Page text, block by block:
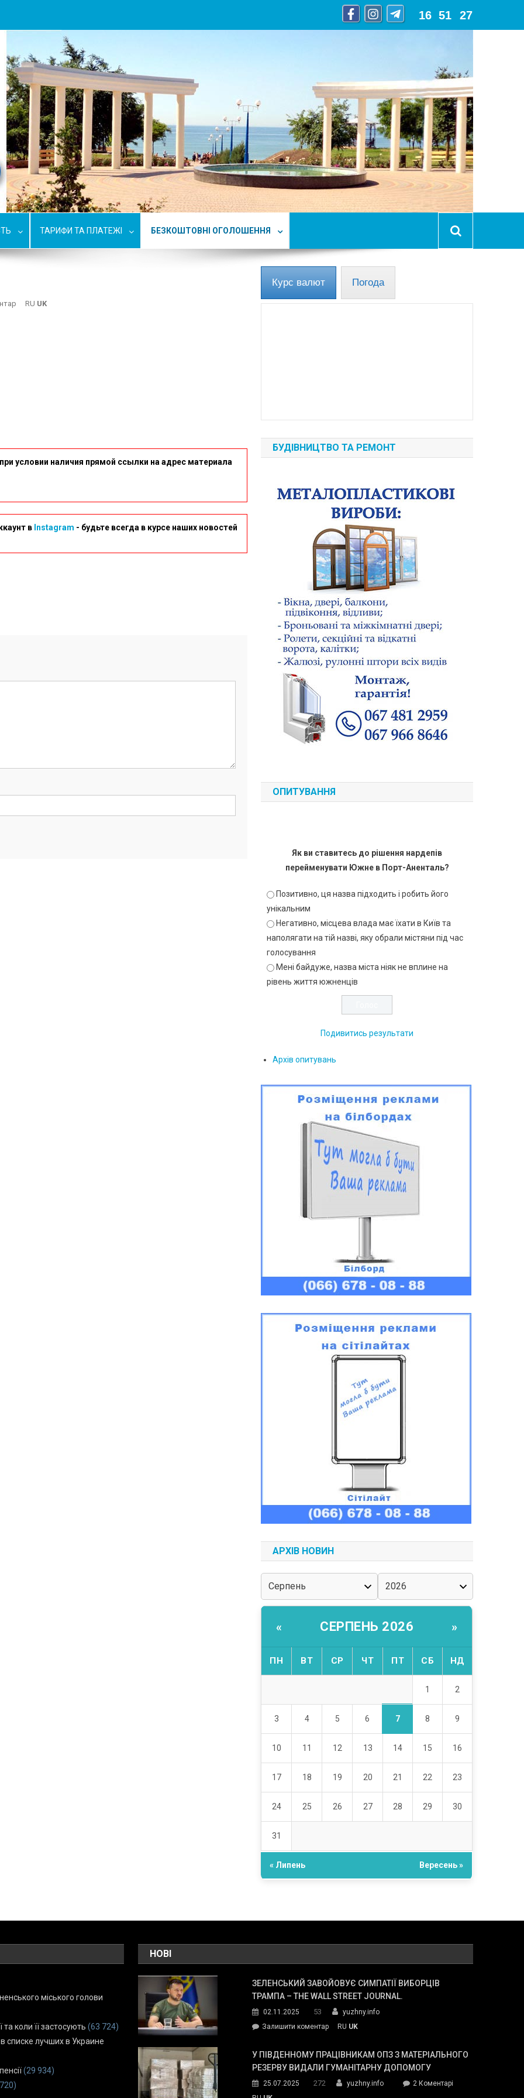
16 51 28
ТАРИФИ ТА ПЛАТЕЖІ БЕЗКОШТОВНІ ОГОЛОШЕННЯ
RU UK
условии наличия прямой ссылки на адрес материала
в Instagram - будьте всегда в курсе наших новостей
Курс валют Погода
БУДІВНИЦТВО ТА РЕМОНТ
ОПИТУВАННЯ
Як ви ставитесь до рішення нардепів
перейменувати Южне в Порт-Аненталь?
Позитивно, ця назва підходить і робить його
унікальним
Негативно, місцева влада має їхати в Київ та
наполягати на тій назві, яку обрали містяни під час
голосування
Мені байдуже, назва міста ніяк не вплине на
рівень життя южненців
Подивитись результати
Архів опитувань
АРХІВ НОВИН
« СЕРПЕНЬ 2026 »
ПН ВТ СР ЧТ ПТ СБ НД
1 2
3 4 5 6 7 8 9
10 11 12 13 14 15 16
17 18 19 20 21 22 23
24 25 26 27 28 29 30
31
« Липень Вересень »
міського голови
коли її застосують (63 724)
списке лучших в Украине
(29 934)
НОВІ
ЗЕЛЕНСЬКИЙ ЗАВОЙОВУЄ СИМПАТІЇ ВИБОРЦІВ
ТРАМПА – THE WALL STREET JOURNAL.
02.11.2025 53
yuzhny.info
Залишити коментарon
завойовує
симпатії
Трампа
RU UK
У ПІВДЕННОМУ ПРАЦІВНИКАМ ОПЗ З МАТЕРІАЛЬНОГО
РЕЗЕРВУ ВИДАЛИ ГУМАНІТАРНУ ДОПОМОГУ
25.07.2025 272 yuzhny.info 2 Коментарідо